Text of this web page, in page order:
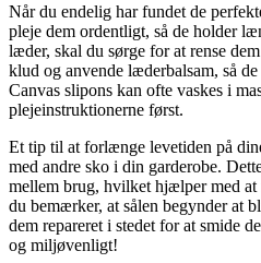
Når du endelig har fundet de
pleje dem ordentligt, så de holder
læder, skal du sørge for at rense
klud og anvende læderbalsam, så
Canvas slipons kan ofte vaskes i
plejeinstruktionerne først.
Et tip til at forlænge levetiden på
med andre sko i din garderobe.
mellem brug, hvilket hjælper med
du bemærker, at sålen begynder at
dem repareret i stedet for at smide
og miljøvenligt!